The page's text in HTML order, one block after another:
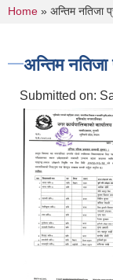
You are
Home » अन्तिम नतिजा
अन्तिम
Submitted on: